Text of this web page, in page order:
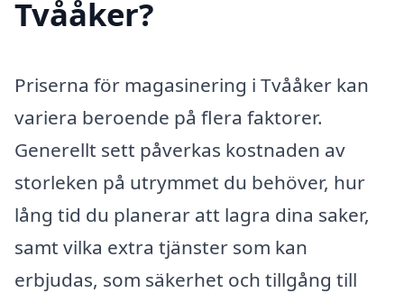
Tvååker?
Priserna för magasinering i Tvååker kan
variera beroende på flera faktorer.
Generellt sett påverkas kostnaden av
storleken på utrymmet du behöver, hur
lång tid du planerar att lagra dina saker,
samt vilka extra tjänster som kan
erbjudas, som säkerhet och tillgång till